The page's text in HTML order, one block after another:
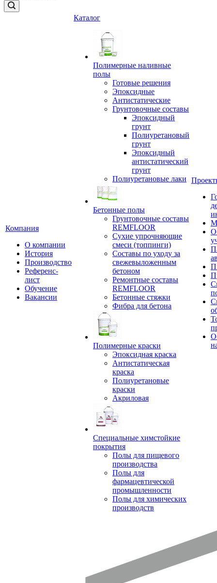
Компания
О компании
История
Производство
Референс-
лист
Обучение
Вакансии
Каталог
Полимерные наливные
полы
Готовые решения
Эпоксидные
Антистатические
Грунтовочные составы
Эпоксидный
грунт
Полиуретановый
грунт
Эпоксидный
антистатический
грунт
Полиуретановые лаки
Бетонные полы
Грунтовочные составы
REMFLOOR
Сухие упрочняющие
смеси (топпинги)
Составы по уходу за
свежевыложенным
бетоном
Ремонтные составы
REMFLOOR
Бетонные стяжки
Фибра для бетона
Полимерные краски
Эпоксидная краска
Антистатическая
краска
Полиуретановые
краски
Акриловая
Специальные химстойкие
покрытия
Полы для пищевого
производства
Полы для
фармацевтической
промышленности
Полы для химических
производств